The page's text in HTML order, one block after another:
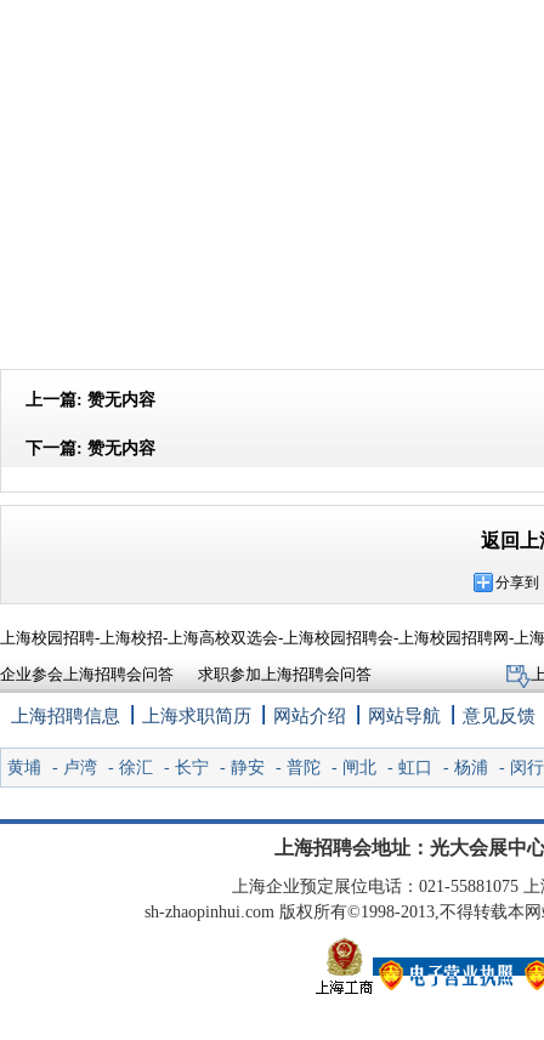
上一篇: 赞无内容
下一篇: 赞无内容
返回上
分享到
上海校园招聘-上海校招-上海高校双选会-上海校园招聘会-上海校园招聘网-上
企业参会上海招聘会问答 求职参加上海招聘会问答
上海招聘信息 上海求职简历 网站介绍 网站导航 意见反馈
黄埔 - 卢湾 - 徐汇 - 长宁 - 静安 - 普陀 - 闸北 - 虹口 - 杨浦 - 闵行
上海招聘会地址：光大会展中
上海企业预定展位电话：021-55881075
sh-zhaopinhui.com 版权所有©1998-2013,不得转载本